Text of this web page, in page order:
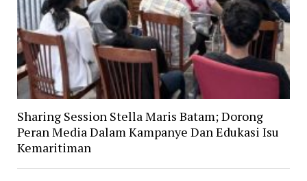
Sharing Session Stella Maris Batam; Dorong
Peran Media Dalam Kampanye Dan Edukasi Isu
Kemaritiman